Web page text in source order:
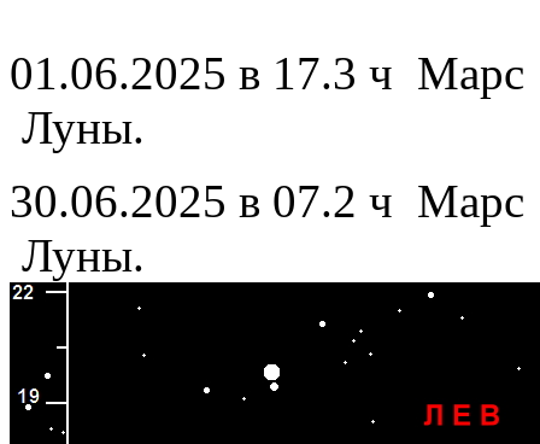
01.06.2025 в 17.3 ч
Луны.
30.06.2025 в 07.2 ч
Луны.